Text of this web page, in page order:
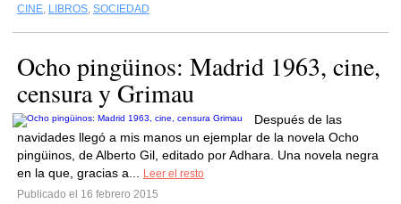
CINE, LIBROS, SOCIEDAD
Ocho pingüinos: Madrid 1963, cine,
censura y Grimau
Después de las
navidades llegó a mis manos un ejemplar de la novela Ocho
pingüinos, de Alberto Gil, editado por Adhara. Una novela negra
en la que, gracias a...
Leer el resto
Publicado el 16 febrero 2015